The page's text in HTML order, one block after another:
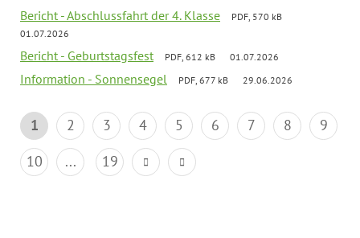
Bericht - Abschlussfahrt der 4. Klasse
PDF, 570 kB
01.07.2026
Bericht - Geburtstagsfest PDF, 612 kB 01.07.2026
Information - Sonnensegel PDF, 677 kB 29.06.2026
1 2 3 4 5 6 7 8
9
10
... 19